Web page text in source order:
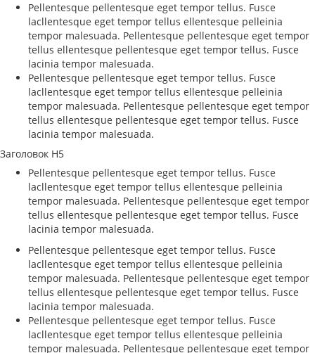
Pellentesque pellentesque eget tempor tellus. Fusce
lacllentesque eget tempor tellus ellentesque pelleinia
tempor malesuada. Pellentesque pellentesque eget tempor
tellus ellentesque pellentesque eget tempor tellus. Fusce
lacinia tempor malesuada.
Pellentesque pellentesque eget tempor tellus. Fusce
lacllentesque eget tempor tellus ellentesque pelleinia
tempor malesuada. Pellentesque pellentesque eget tempor
tellus ellentesque pellentesque eget tempor tellus. Fusce
lacinia tempor malesuada.
Заголовок H5
Pellentesque pellentesque eget tempor tellus. Fusce
lacllentesque eget tempor tellus ellentesque pelleinia
tempor malesuada. Pellentesque pellentesque eget tempor
tellus ellentesque pellentesque eget tempor tellus. Fusce
lacinia tempor malesuada.
Pellentesque pellentesque eget tempor tellus. Fusce
lacllentesque eget tempor tellus ellentesque pelleinia
tempor malesuada. Pellentesque pellentesque eget tempor
tellus ellentesque pellentesque eget tempor tellus. Fusce
lacinia tempor malesuada.
Pellentesque pellentesque eget tempor tellus. Fusce
lacllentesque eget tempor tellus ellentesque pelleinia
tempor malesuada. Pellentesque pellentesque eget tempor